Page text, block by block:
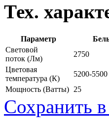
Тех.
Параметр
Световой
поток (Лм)
2750
Цветовая
температура (К)
5200-5500
Мощность (Ватты) 25
Сохранить